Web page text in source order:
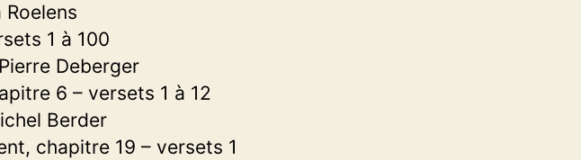
1 à 100
Deberger
6 – versets 1 à 12
Berder
chapitre 19 – versets 1